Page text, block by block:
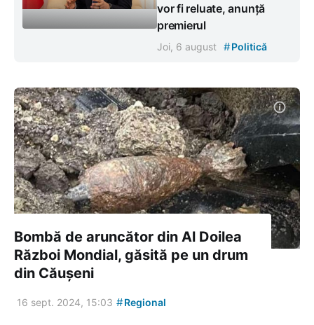
vor fi reluate, anunță
premierul
Joi, 6 august #Politică
Bombă de aruncător din Al Doilea
Război Mondial, găsită pe un drum
din Căușeni
16 sept. 2024, 15:03 #Regional